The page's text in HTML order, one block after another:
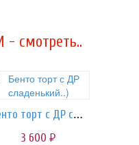
- смотреть..
Бенто торт с ДР сладенький..)
3 600 руб.